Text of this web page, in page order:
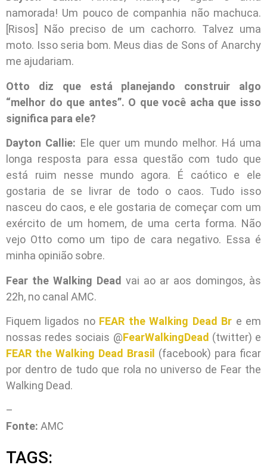
namorada! Um pouco de companhia não machuca.
[Risos] Não preciso de um cachorro. Talvez uma
moto. Isso seria bom. Meus dias de Sons of Anarchy
me ajudariam.
Otto diz que está planejando construir algo
“melhor do que antes”. O que você acha que isso
significa para ele?
Dayton Callie: Ele quer um mundo melhor. Há uma
longa resposta para essa questão com tudo que
está ruim nesse mundo agora. É caótico e ele
gostaria de se livrar de todo o caos. Tudo isso
nasceu do caos, e ele gostaria de começar com um
exército de um homem, de uma certa forma. Não
vejo Otto como um tipo de cara negativo. Essa é
minha opinião sobre.
Fear the Walking Dead vai ao ar aos domingos, às
22h, no canal AMC.
Fiquem ligados no FEAR the Walking Dead Br e em
nossas redes sociais @FearWalkingDead (twitter) e
FEAR the Walking Dead Brasil (facebook) para ficar
por dentro de tudo que rola no universo de Fear the
Walking Dead.
–
Fonte: AMC
TAGS: